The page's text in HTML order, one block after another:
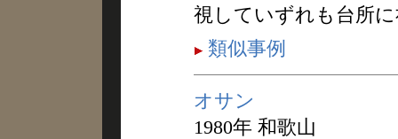
視していずれも台所
類似事例
オサン
1980年 和歌山